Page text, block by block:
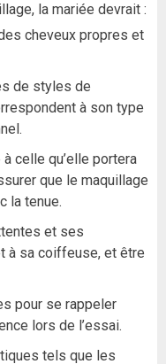
la mariée devrait :
cheveux propres et
de styles de
à son type
celle qu’elle portera
que le maquillage
la tenue.
et ses
à sa coiffeuse, et être
pour se rappeler
lors de l’essai.
tels que les